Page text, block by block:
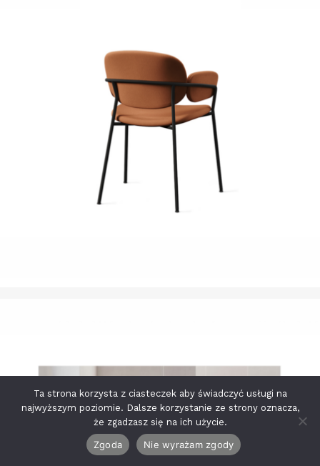
Ta strona korzysta z ciasteczek aby świadczyć usługi na
najwyższym poziomie. Dalsze korzystanie ze strony oznacza,
że zgadzasz się na ich użycie.
Zgoda Nie wyrażam zgody